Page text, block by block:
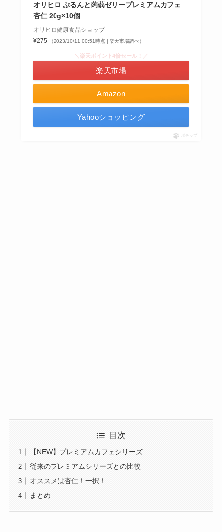
オリヒロ ぷるんと蒟蒻ゼリープレミアムカフェ
杏仁 20g×10個
オリヒロ健康食品ショップ
¥275
（2023/10/11 00:51時点 | 楽天市場調べ）
Amazon
＼楽天ポイント4倍セール！／
楽天市場
Yahooショッピング
ポチップ
目次
【NEW】プレミアムカフェシリーズ
従来のプレミアムシリーズとの比較
オススメは杏仁！一択！
まとめ